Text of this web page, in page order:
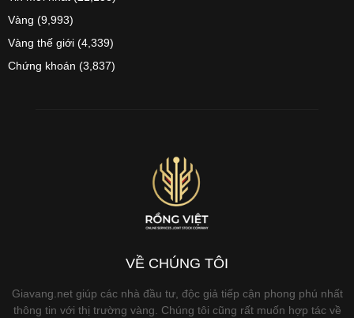
Vàng (9,993)
Vàng thế giới (4,339)
Chứng khoán (3,837)
VỀ CHÚNG TÔI
Giavang.net giúp các nhà đầu tư, độc giả tiếp cận phong phú nhất
thông tin với thị trường vàng. Chúng tôi cũng rất muốn hợp tác về